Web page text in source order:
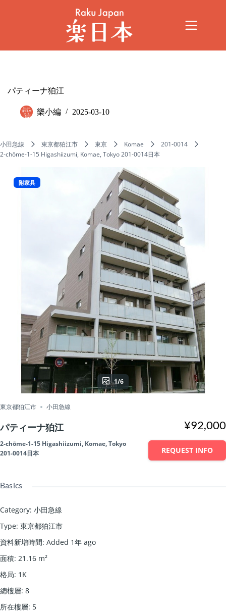
パティーナ狛江
樂小編 2025-03-10
小田急線 東京都狛江市 東京 Komae
201-0014
2-chōme-1-15 Higashiizumi, Komae, Tokyo 201-0014日本
附家具
1/6
東京都狛江市 小田急線
パティーナ狛江
2-chōme-1-15 Higashiizumi, Komae, Tokyo
201-0014日本
¥92,000
REQUEST INFO
Basics
Category: 小田急線
Type: 東京都狛江市
資料新增時間: Added 1年 ago
面積: 21.16 m²
格局: 1K
總樓層: 8
所在樓層: 5